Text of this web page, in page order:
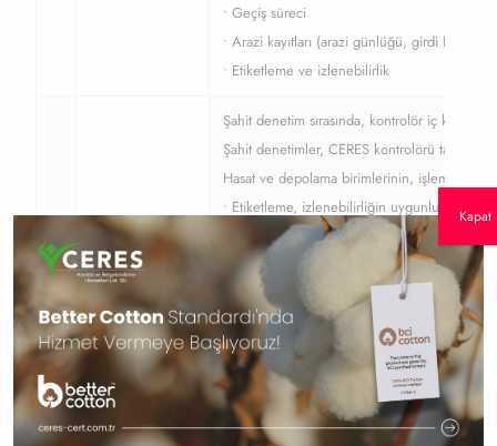
• Geçiş süreci
• Arazi kayıtları (arazi günlüğü, girdi faturaları,
• Etiketleme ve izlenebilirlik
Şahit denetim sırasında, kontrolör iç kontrol
Şahit denetimler, CERES kontrolörü
Hasat ve depolama birimlerinin, işleme
• Etiketleme, izlenebilirliğin uygunluğu
• Sertifikasız ürünlerin depolama, nakliye,
• Hasat sonrası kirlilik kaynakları
3 Kayıtlar
• Tam üretici listesi, isim, kod, yer, alan, ilk
• Tüm çiftçilerin yerlerini (özellikle birkaç alt
• Bireysel üreticiden ihracata ya da diğer varış
gösteren akış şeması
• Tüm üreticilerin iç kontrol raporları
Kapat